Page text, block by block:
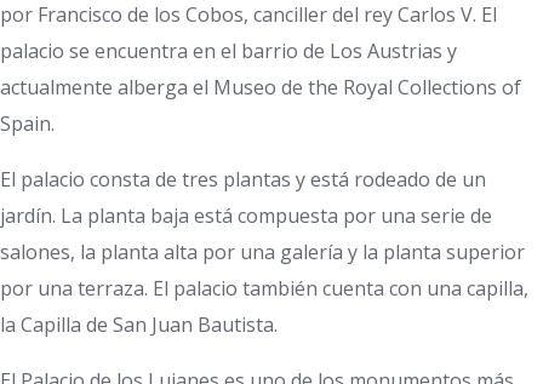
por Francisco de los Cobos, canciller del rey Carlos V. El
palacio se encuentra en el barrio de Los Austrias y
actualmente alberga el Museo de the Royal Collections of
Spain.
El palacio consta de tres plantas y está rodeado de un
jardín. La planta baja está compuesta por una serie de
salones, la planta alta por una galería y la planta superior
por una terraza. El palacio también cuenta con una capilla,
la Capilla de San Juan Bautista.